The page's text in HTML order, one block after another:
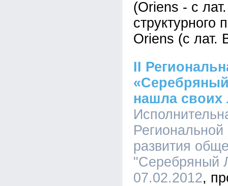
(Oriens - с
структурного
Oriens (с лат.
II
нашла своих
развития
"Серебряный
07.02.2012